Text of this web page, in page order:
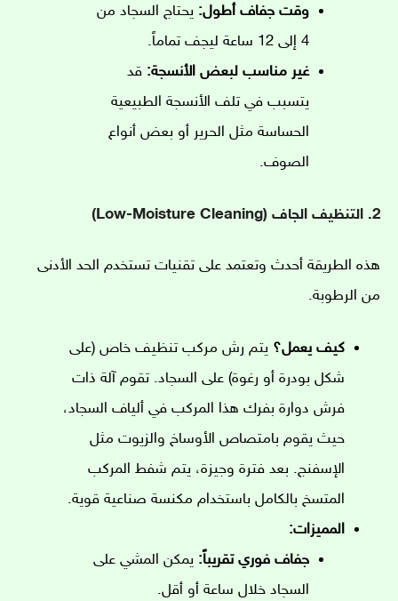
وقت جفاف أطول: يحتاج السجاد من
4 إلى 12 ساعة ليجف تماماً.
غير مناسب لبعض الأنسجة: قد
يتسبب في تلف الأنسجة الطبيعية
الحساسة مثل الحرير أو بعض أنواع
الصوف.
2. التنظيف الجاف (Low-Moisture Cleaning)
هذه الطريقة أحدث وتعتمد على تقنيات تستخدم الحد الأدنى
من الرطوبة.
كيف يعمل؟ يتم رش مركب تنظيف خاص (على
شكل بودرة أو رغوة) على السجاد. تقوم آلة ذات
فرش دوارة بفرك هذا المركب في ألياف السجاد،
حيث يقوم بامتصاص الأوساخ والزيوت مثل
الإسفنج. بعد فترة وجيزة، يتم شفط المركب
المتسخ بالكامل باستخدام مكنسة صناعية قوية.
المميزات:
جفاف فوري تقريباً: يمكن المشي على
السجاد خلال ساعة أو أقل.